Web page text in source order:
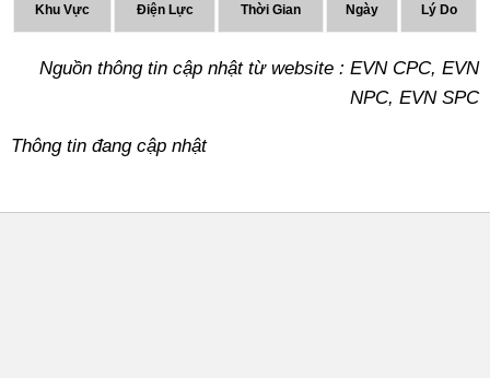
Khu Vực Điện Lực Thời Gian Ngày Lý Do
Nguồn thông tin cập nhật từ website : EVN CPC, EVN
NPC, EVN SPC
Thông tin đang cập nhật